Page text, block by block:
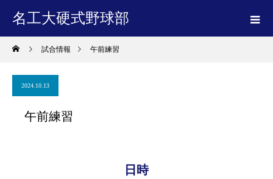
名工大硬式野球部
試合情報 午前練習
2024.10.13
午前練習
日時